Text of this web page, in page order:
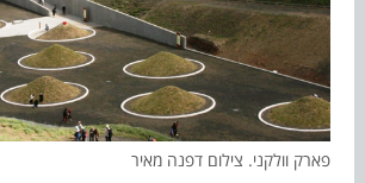
פארק וולקני. צילום דפנה מאיר